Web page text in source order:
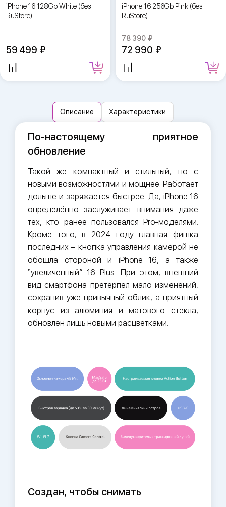
iPhone 16 128Gb White (без
RuStore)
59 499
iPhone 16 256Gb Pink (без
RuStore)
78 390
72 990
Описание Характеристики
По-настоящему приятное
обновление
Такой же компактный и стильный, но с
новыми возможностями и мощнее. Работает
дольше и заряжается быстрее. Да, iPhone 16
определённо заслуживает внимания даже
тех, кто ранее пользовался Pro-моделями.
Кроме того, в 2024 году главная фишка
последних – кнопка управления камерой не
обошла стороной и iPhone 16, а также
“увеличенный” 16 Plus. При этом, внешний
вид смартфона претерпел мало изменений,
сохранив уже привычный облик, а приятный
корпус из алюминия и матового стекла,
обновлён лишь новыми расцветками.
Создан, чтобы снимать